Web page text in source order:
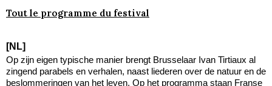
Tout le programme du festival
[NL]
Op zijn eigen typische manier brengt Brusselaar Ivan Tirtiaux al
zingend parabels en verhalen, naast liederen over de natuur en de
beslommeringen van het leven. Op het programma staan Franse